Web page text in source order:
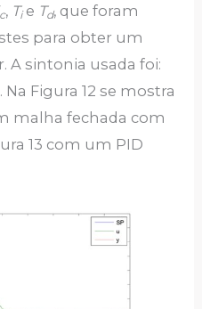
c, Ti e Td, que foram
para obter um
A sintonia usada foi:
Na Figura 12 se mostra
malha fechada com
13 com um PID